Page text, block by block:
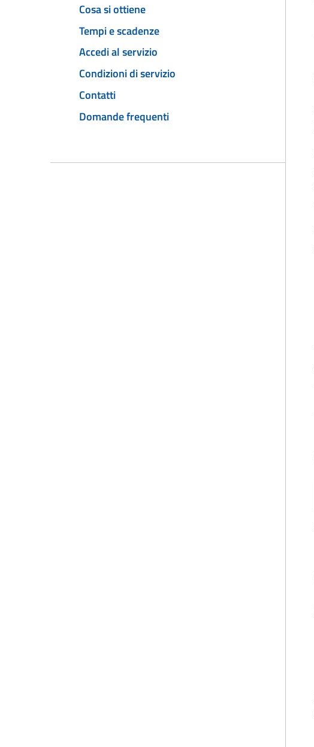
Cosa si ottiene
Tempi e scadenze
Accedi al servizio
Condizioni di servizio
Contatti
Domande frequenti